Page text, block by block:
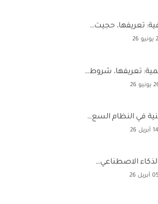
تعريفها، حجيت…
26
تعريفها، شروط…
26
في النظام السع…
14 أبريل 26
الاصطناعي…
05 أبريل 26